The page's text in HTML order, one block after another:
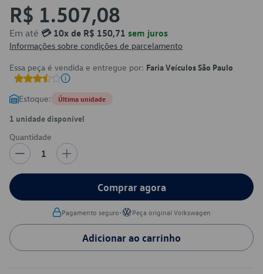
R$ 1.507,08
Em até 💳 10x de R$ 150,71 sem juros
Informações sobre condições de parcelamento
Essa peça é vendida e entregue por: Faria Veículos São Paulo
Estoque: Última unidade
1 unidade disponível
Quantidade
1
Comprar agora
Pagamento seguro• Peça original Volkswagen
Adicionar ao carrinho